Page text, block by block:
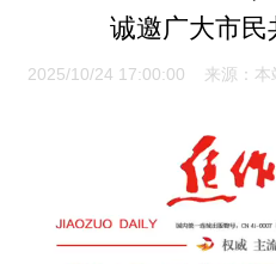
诚邀广大市民
2025/10/24 17:00:00 来源：本